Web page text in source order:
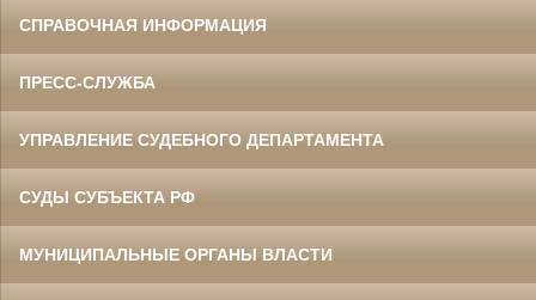
СПРАВОЧНАЯ ИНФОРМАЦИЯ
ПРЕСС-СЛУЖБА
УПРАВЛЕНИЕ СУДЕБНОГО ДЕПАРТАМЕНТА
СУДЫ СУБЪЕКТА РФ
МУНИЦИПАЛЬНЫЕ ОРГАНЫ ВЛАСТИ